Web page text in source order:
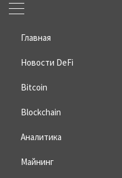
Главная
Новости DeFi
Bitcoin
Blockchain
Аналитика
Майнинг
Home»Bitcoin
возможности
биткоина